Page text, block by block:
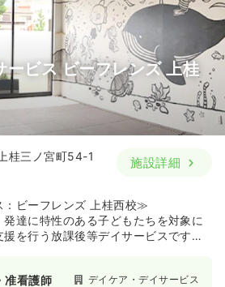
ービス ビーフレンズ 上桂
桂三ノ宮町54-1
施設詳細
ビーフレンズ 上桂西校≫
達に特性のある子どもたちを対象に
援を行う放課後等デイサービスです。
での活動だけでなく、お出かけや季節
准看護師 デイケア・デイサービス